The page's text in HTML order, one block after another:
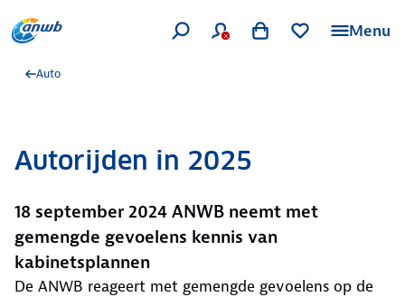
Menu
Auto
Autorijden in 2025
18 september 2024 ANWB neemt met
gemengde gevoelens kennis van
kabinetsplannen
De ANWB reageert met gemengde gevoelens op de